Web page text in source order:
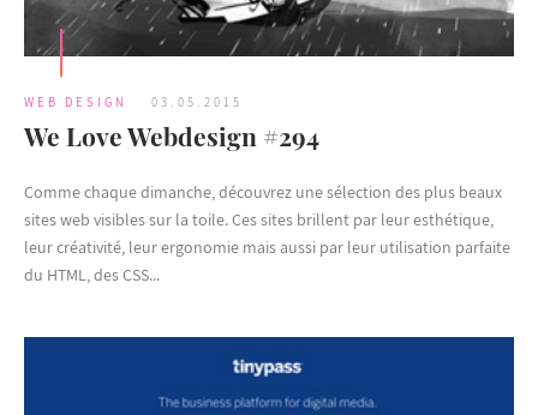
WEB DESIGN 03.05.2015
We Love Webdesign #294
Comme chaque dimanche, découvrez une sélection des plus beaux
sites web visibles sur la toile. Ces sites brillent par leur esthétique,
leur créativité, leur ergonomie mais aussi par leur utilisation parfaite
du HTML, des CSS...